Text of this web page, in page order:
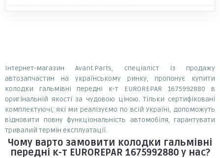
Інтернет-магазин Avant.Parts, спеціаліст із продажу
автозапчастин на українському ринку, пропонує купити
колодки гальмівні передні к-т EUROREPAR 1675992880 в
оригінальній якості за чудовою ціною. Тільки сертифіковані
комплектуючі, які ми реалізуємо по всій Україні, допоможуть
відновити повну функціональність автомобіля, гарантувати
тривалий термін експлуатації.
Чому варто замовити колодки гальмівні
передні к-т EUROREPAR 1675992880у нас?